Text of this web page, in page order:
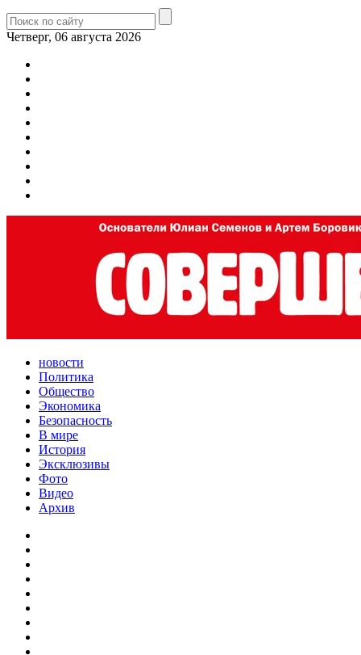
Четверг, 06 августа 2026
новости
Политика
Общество
Экономика
Безопасность
В мире
История
Эксклюзивы
Фото
Видео
Архив